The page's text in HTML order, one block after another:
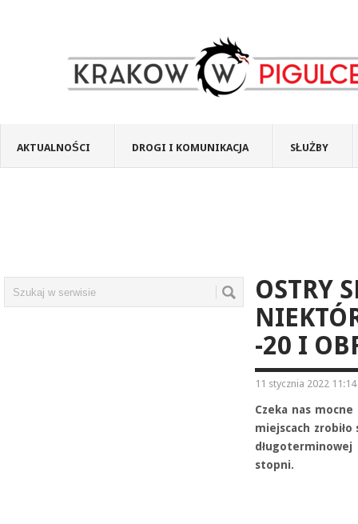
AKTUALNOŚCI DROGI I KOMUNIKACJA SŁUŻBY
OSTRY
-20 I
11 stycznia 2022 11:14
Czeka nas
miejscach
stopni.